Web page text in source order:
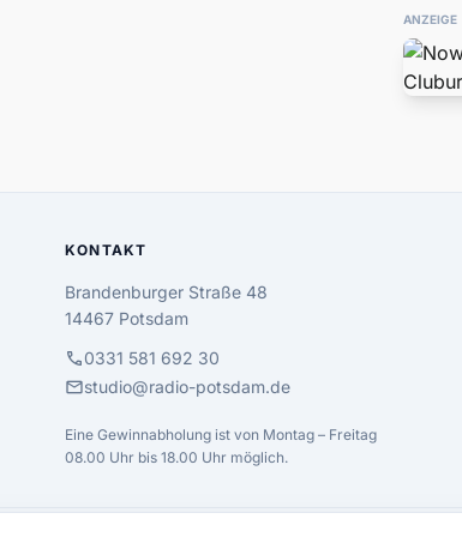
ANZEIGE
KONTAKT
Brandenburger Straße 48
14467 Potsdam
call0331 581 692 30
mailstudio@radio-potsdam.de
Eine Gewinnabholung ist von Montag – Freitag
08.00 Uhr bis 18.00 Uhr möglich.